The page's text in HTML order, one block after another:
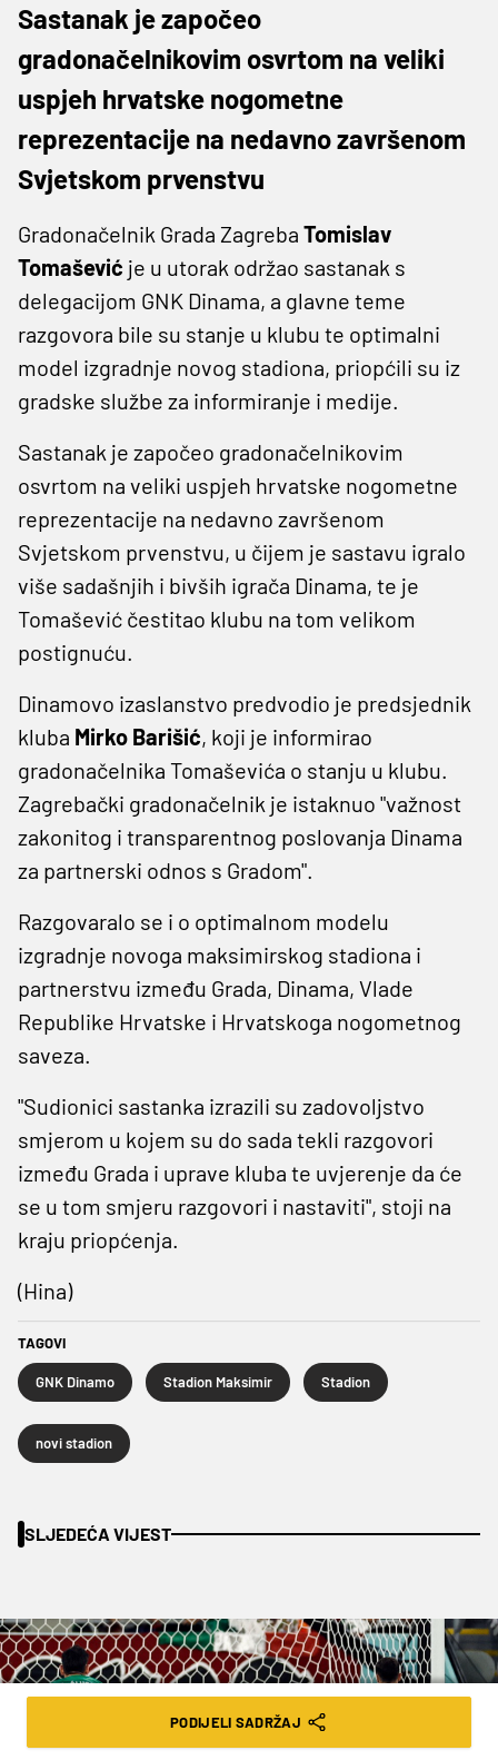
Sastanak je započeo
gradonačelnikovim osvrtom na veliki
uspjeh hrvatske nogometne
reprezentacije na nedavno završenom
Svjetskom prvenstvu
Gradonačelnik Grada Zagreba Tomislav
Tomašević je u utorak održao sastanak s
delegacijom GNK Dinama, a glavne teme
razgovora bile su stanje u klubu te optimalni
model izgradnje novog stadiona, priopćili su iz
gradske službe za informiranje i medije.
Sastanak je započeo gradonačelnikovim
osvrtom na veliki uspjeh hrvatske nogometne
reprezentacije na nedavno završenom
Svjetskom prvenstvu, u čijem je sastavu igralo
više sadašnjih i bivših igrača Dinama, te je
Tomašević čestitao klubu na tom velikom
postignuću.
Dinamovo izaslanstvo predvodio je predsjednik
kluba Mirko Barišić, koji je informirao
gradonačelnika Tomaševića o stanju u klubu.
Zagrebački gradonačelnik je istaknuo "važnost
zakonitog i transparentnog poslovanja Dinama
za partnerski odnos s Gradom".
Razgovaralo se i o optimalnom modelu
izgradnje novoga maksimirskog stadiona i
partnerstvu između Grada, Dinama, Vlade
Republike Hrvatske i Hrvatskoga nogometnog
saveza.
"Sudionici sastanka izrazili su zadovoljstvo
smjerom u kojem su do sada tekli razgovori
između Grada i uprave kluba te uvjerenje da će
se u tom smjeru razgovori i nastaviti", stoji na
kraju priopćenja.
(Hina)
TAGOVI
GNK Dinamo Stadion Maksimir Stadion
novi stadion
SLJEDEĆA VIJEST
PODIJELI SADRŽAJ